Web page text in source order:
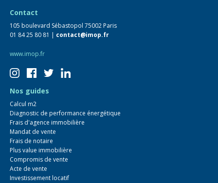
Contact
105 boulevard Sébastopol 75002 Paris
01 84 25 80 81 | contact@imop.fr
www.imop.fr
Nos guides
Calcul m2
Diagnostic de performance énergétique
Frais d'agence immobilière
Mandat de vente
Frais de notaire
Plus value immobilière
Compromis de vente
Acte de vente
Investissement locatif